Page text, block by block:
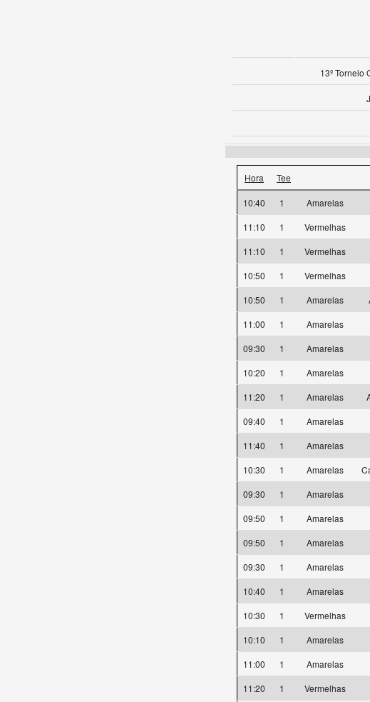
13º Torneio
Hora Tee
10:40 1 Amarelas
11:10
1 Vermelhas
11:10
1 Vermelhas
10:50
1 Vermelhas
10:50
1 Amarelas
11:00
1 Amarelas
09:30
1 Amarelas
10:20
1 Amarelas
11:20
1 Amarelas
09:40
1 Amarelas
11:40
1 Amarelas
10:30
1 Amarelas
09:30
1 Amarelas
09:50
1 Amarelas
09:50
1 Amarelas
09:30
1 Amarelas
10:40
1 Amarelas
10:30
1 Vermelhas
10:10
1 Amarelas
11:00
1 Amarelas
11:20
1 Vermelhas